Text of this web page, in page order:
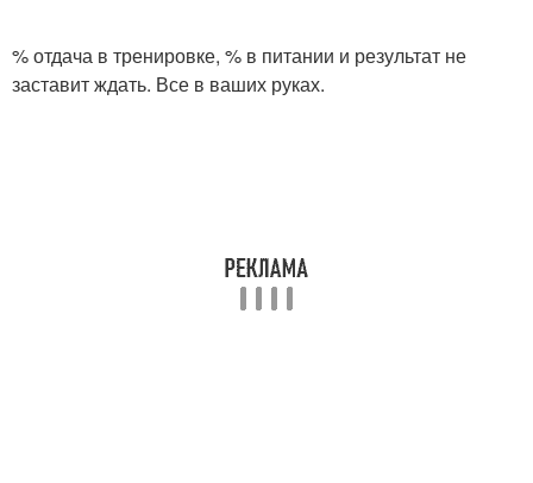
% отдача в тренировке, % в питании и результат не
заставит ждать. Все в ваших руках.